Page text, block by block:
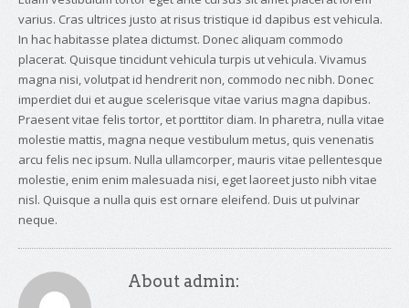
varius. Cras ultrices justo at risus tristique id dapibus est vehicula.
In hac habitasse platea dictumst. Donec aliquam commodo
placerat. Quisque tincidunt vehicula turpis ut vehicula. Vivamus
magna nisi, volutpat id hendrerit non, commodo nec nibh. Donec
imperdiet dui et augue scelerisque vitae varius magna dapibus.
Praesent vitae felis tortor, et porttitor diam. In pharetra, nulla vitae
molestie mattis, magna neque vestibulum metus, quis venenatis
arcu felis nec ipsum. Nulla ullamcorper, mauris vitae pellentesque
molestie, enim enim malesuada nisi, eget laoreet justo nibh vitae
nisl. Quisque a nulla quis est ornare eleifend. Duis ut pulvinar
neque.
About admin: